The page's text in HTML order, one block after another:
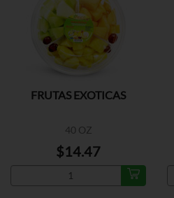
FRUTAS EXOTICAS
40 OZ
$14.47